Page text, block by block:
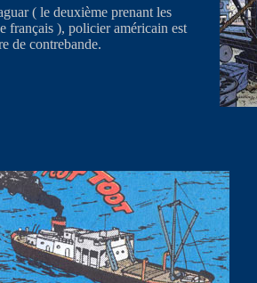
( le deuxième prenant les
français ), policier américain est
de contrebande.